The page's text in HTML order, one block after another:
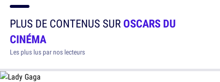
PLUS DE CONTENUS SUROSCARS DU
CINÉMA
Les plus lus par nos lecteurs